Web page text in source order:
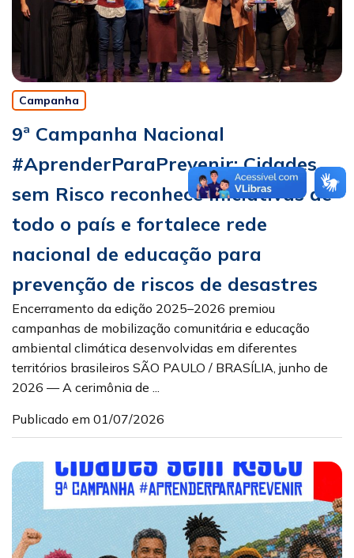
Campanha
9ª Campanha Nacional
#AprenderParaPrevenir: Cidades
sem Risco reconhece iniciativas de
todo o país e fortalece rede
nacional de educação para
prevenção de riscos de desastres
Encerramento da edição 2025–2026 premiou
campanhas de mobilização comunitária e educação
ambiental climática desenvolvidas em diferentes
territórios brasileiros SÃO PAULO / BRASÍLIA, junho de
2026 — A cerimônia de ...
Publicado em 01/07/2026